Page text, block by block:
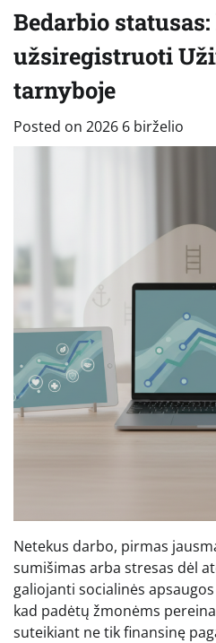
Bedarbio
užsiregistruoti
tarnyboje
Posted on 2026 6 birželio
Netekus darbo, pirmas
sumišimas arba stresas dėl
galiojanti socialinės
kad padėtų žmonėms
suteikiant ne tik finansinę